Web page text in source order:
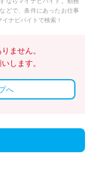
どで、条件にあったお仕事
ナビバイトで検索！
ません。
します。
へ